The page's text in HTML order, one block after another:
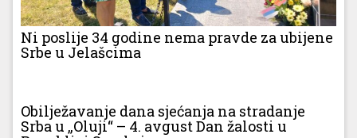
Ni poslije 34 godine nema pravde za ubijene
Srbe u Jelašcima
Obilježavanje dana sjećanja na stradanje
Srba u „Oluji“ – 4. avgust Dan žalosti u